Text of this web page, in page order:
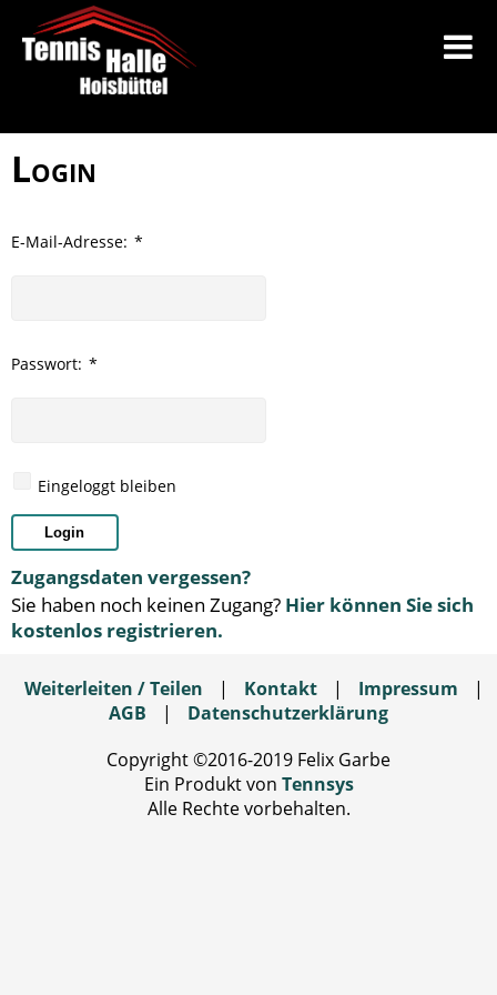
Login
E-Mail-Adresse: *
Passwort: *
Eingeloggt bleiben
Login
Zugangsdaten vergessen?
Sie haben noch keinen Zugang? Hier können Sie sich
kostenlos registrieren.
Weiterleiten / Teilen | Kontakt | Impressum
|
AGB
|
Datenschutzerklärung
Copyright ©2016-2019 Felix Garbe
Ein Produkt von Tennsys
Alle Rechte vorbehalten.